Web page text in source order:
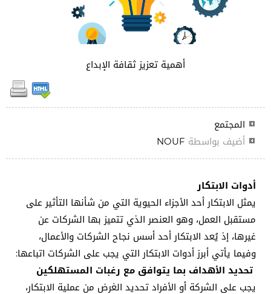
أهمية تعزيز ثقافة الإبداع
المجتمع
أضيف بواسطة
أدوات الابتكار
يمثل الابتكار أحد الأجزاء الحيوية التي من شأنها التأثير على
مستقبل العمل، وهو العنصر الذي تتميز بها الشركات عن
غيرها، إذ يُعد الابتكار أحد أسس نجاح الشركات والأعمال،
وفيما يأتي أبرز أدوات الابتكار التي يجب على الشركات اتباعها:
تحديد الأهداف بما يتوافق مع رغبات المستهلكين
يجب على الشركة أو الأفراد تحديد الغرض من عملية الابتكار،